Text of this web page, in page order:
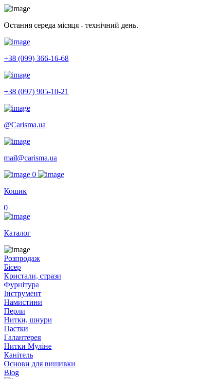
Остання середа місяця - технічний день.
+38 (099) 366-16-68
+38 (097) 905-10-21
@Carisma.ua
mail@carisma.ua
0
Кошик
0
Каталог
Розпродаж
Бісер
Кристали, стрази
Фурнітура
Інструмент
Намистини
Перли
Нитки, шнури
Паєтки
Галантерея
Нитки Муліне
Канітель
Основи для вишивки
Blog